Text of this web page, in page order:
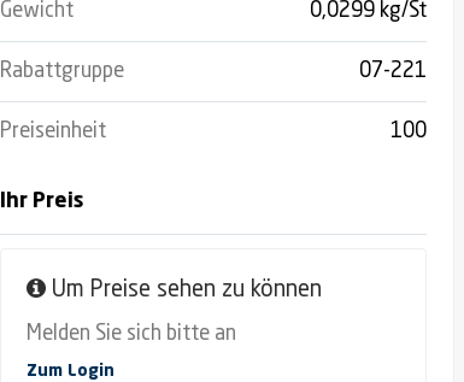
Gewicht 0,0299 kg/St
Rabattgruppe 07-221
Preiseinheit 100
Ihr Preis
Um Preise sehen zu können
Melden Sie sich bitte an
Zum Login